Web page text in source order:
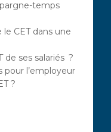
temps
CET dans une
de ses salariés ?
pour l’employeur
?